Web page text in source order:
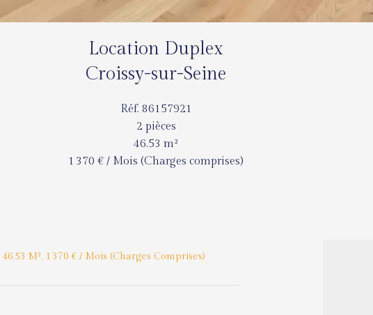
Location Duplex
Croissy-sur-Seine
Réf. 86157921
2 pièces
46.53 m²
1 370 € / Mois (Charges comprises)
M², 1 370 € / Mois (Charges Comprises)